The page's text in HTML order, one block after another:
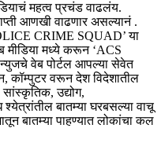
महत्व प्रचंड वाढलंय.
आणखी वाढणार असल्यानं .
CRIME SQUAD’ या
मीडिया मध्ये करून ‘ACS
वेब पोर्टल आपल्या सेवेत
कॉम्पुटर वरून देश विदेशातील
सांस्कृतिक, उद्योग,
श्येत्रांतील बातम्या घरबसल्या वाचू
बातम्या पाहण्यात लोकांचा कल